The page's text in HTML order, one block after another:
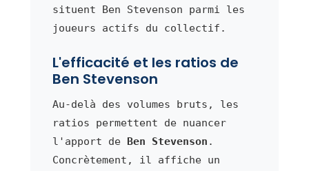
situent Ben Stevenson parmi les
joueurs actifs du collectif.
L'efficacité et les ratios de
Ben Stevenson
Au-delà des volumes bruts, les
ratios permettent de nuancer
l'apport de Ben Stevenson .
Concrètement, il affiche un